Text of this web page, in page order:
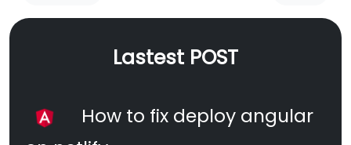
Lastest POST
How to fix deploy angular